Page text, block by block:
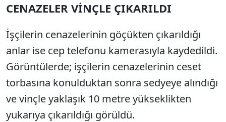
CENAZELER VİNÇLE ÇIKARILDI
İşçilerin cenazelerinin göçükten çıkarıldığı
anlar ise cep telefonu kamerasıyla kaydedildi.
Görüntülerde; işçilerin cenazelerinin ceset
torbasına konulduktan sonra sedyeye alındığı
ve vinçle yaklaşık 10 metre yükseklikten
yukarıya çıkarıldığı görüldü.